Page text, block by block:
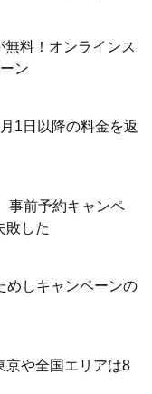
無料！オンラインス
ン
1日以降の料金を返
事前予約キャンペ
敗した
めしキャンペーンの
京や全国エリアは8